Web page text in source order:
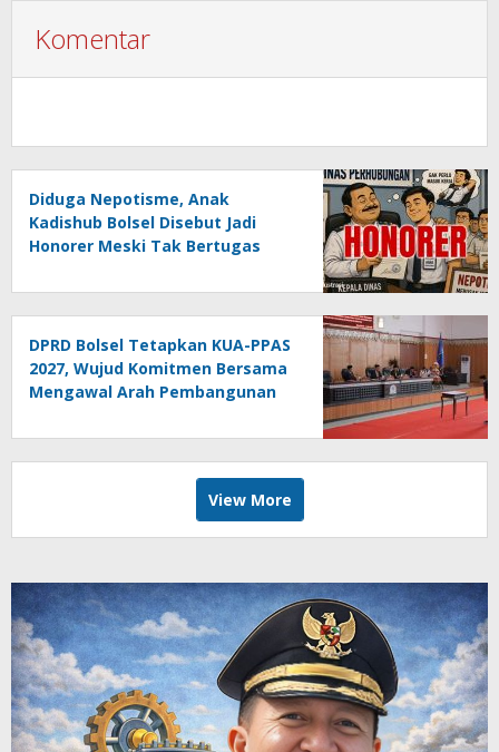
Komentar
Diduga Nepotisme, Anak
Kadishub Bolsel Disebut Jadi
Honorer Meski Tak Bertugas
DPRD Bolsel Tetapkan KUA-PPAS
2027, Wujud Komitmen Bersama
Mengawal Arah Pembangunan
View More